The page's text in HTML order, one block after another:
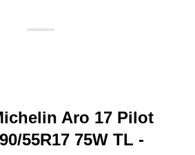
Aro 17 Pilot
55R17 75W TL -